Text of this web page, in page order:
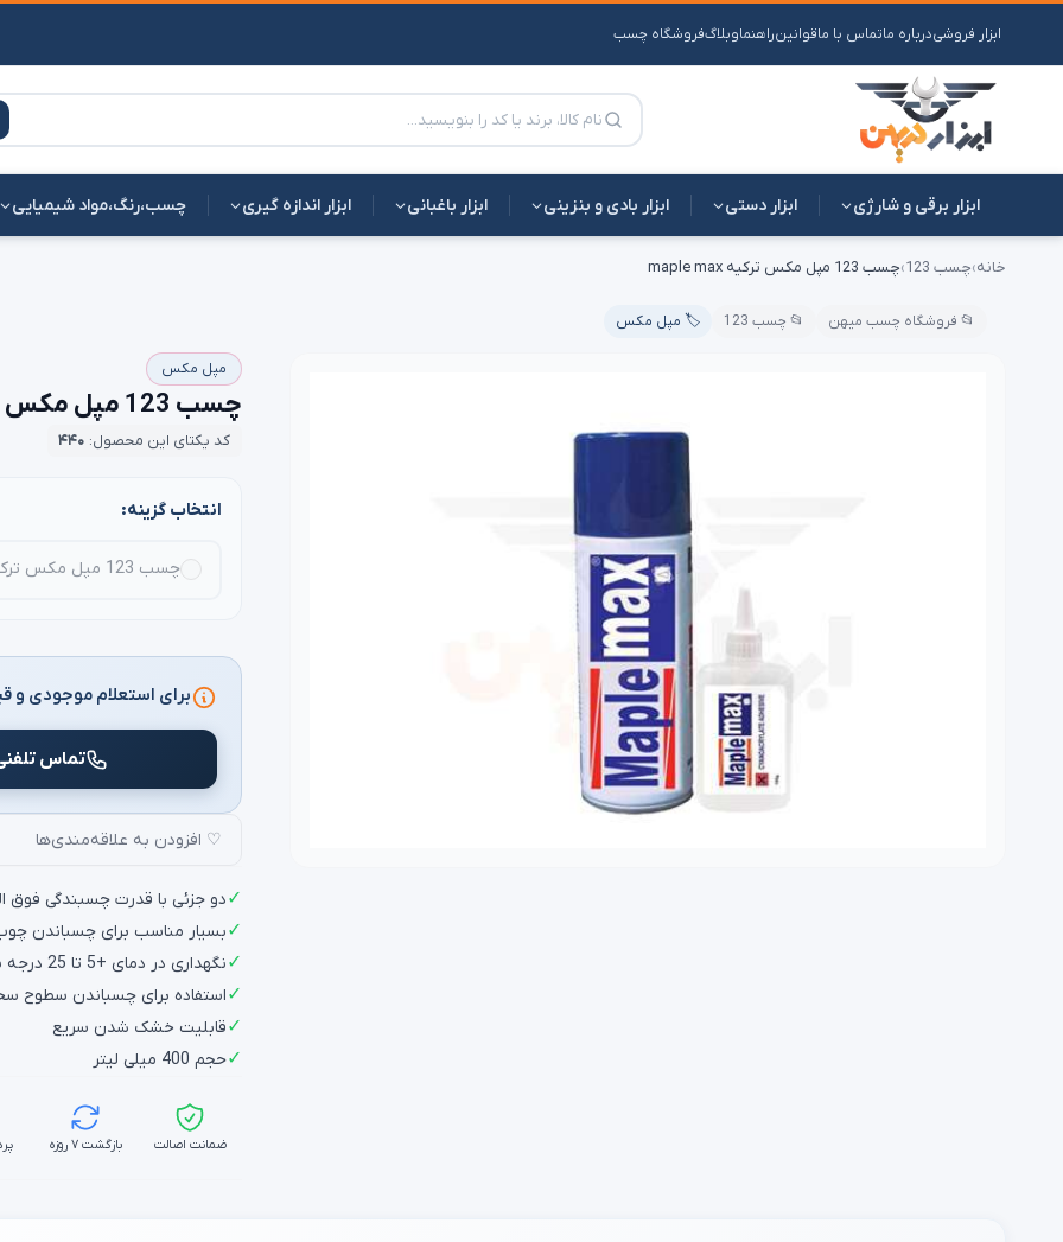
ابزار فروشیدرباره ماتماس با ماقوانینراهنماوبلاگفروشگاه چسب
ابزار برقی و شارژی ابزار دستی ابزار بادی و بنزینی ابزار باغبانی ابزار اندازه گیری چسب،رنگ،مواد شیمیایی
خانه›چسب 123 ›چسب 123 مپل مکس ترکیه maple max
📂 فروشگاه چسب میهن 📂 چسب 123 🏷️ مپل مکس
مپل مکس
چسب 123 مپل مکس ترکیه | بهترین قیمت
کد یکتای این محصول: ۴۴۰
انتخاب گزینه:
چسب 123 مپل مکس ترک maple max
برای استعلام موجودی و
تماس
♡ افزودن به علاقه‌مندی‌ها
✓دو جزئی با قدرت چسبندگی فوق
✓بسیار مناسب برای چسباندن
✓نگهداری در دمای +5 تا 25 درجه سانتی گراد
✓استفاده برای چسباندن سطوح
✓قابلیت خشک شدن سریع
✓حجم 400 میلی لیتر
ضمانت اصالت بازگشت ۷ روزه